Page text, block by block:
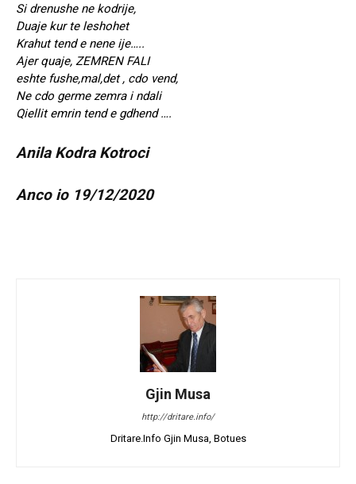
Si drenushe ne kodrije,
Duaje kur te leshohet
Krahut tend e nene ije…..
Ajer quaje, ZEMREN FALI
eshte fushe,mal,det , cdo vend,
Ne cdo germe zemra i ndali
Qiellit emrin tend e gdhend ….
Anila Kodra Kotroci
Anco io 19/12/2020
Gjin Musa
http://dritare.info/
Dritare.Info Gjin Musa, Botues